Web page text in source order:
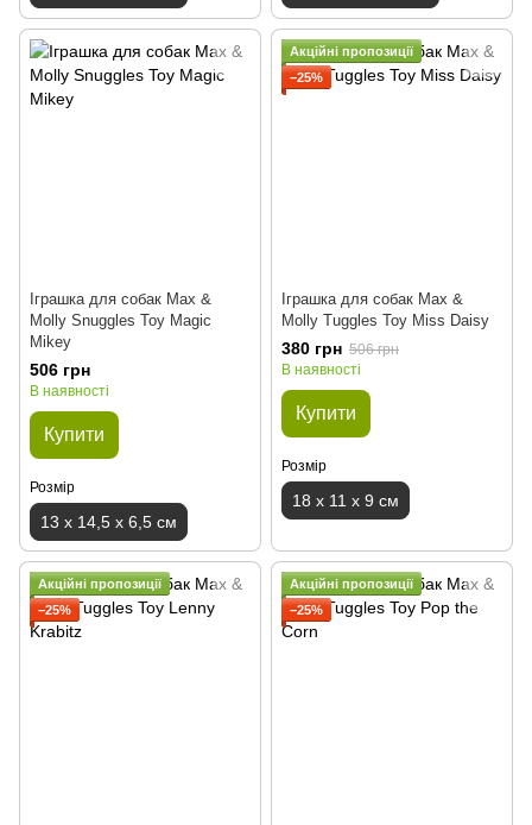
Іграшка для собак Max &
Molly Snuggles Toy Magic
Mikey
506 грн
В наявності
Купити
Розмір
13 x 14,5 x 6,5 см
Акційні пропозиції
−25%
Іграшка для собак Max &
Molly Tuggles Toy Miss Daisy
380 грн 506 грн
В наявності
Купити
Розмір
18 x 11 x 9 см
Акційні пропозиції
−25%
Акційні пропозиції
−25%